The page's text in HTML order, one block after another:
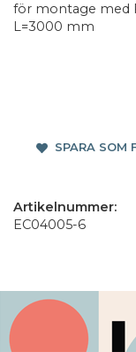
för montage med
L=3000 mm
SPARA SOM
Artikelnummer:
EC04005-6